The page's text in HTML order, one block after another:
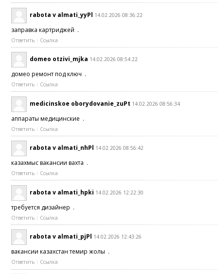
rabota v almati_yyPl 14.02.2026 08:36:22
заправка картриджей .
Ответить Ссылка
domeo otzivi_mjka 14.02.2026 08:54:22
домео ремонт под ключ .
Ответить Ссылка
medicinskoe oborydovanie_zuPt 14.02.2026 08:56:34
аппараты медицинские .
Ответить Ссылка
rabota v almati_nhPl 14.02.2026 08:56:42
казахмыс вакансии вахта .
Ответить Ссылка
rabota v almati_hpki 14.02.2026 12:22:30
требуется дизайнер .
Ответить Ссылка
rabota v almati_pjPl 14.02.2026 12:43:26
вакансии казахстан темир жолы .
Ответить Ссылка